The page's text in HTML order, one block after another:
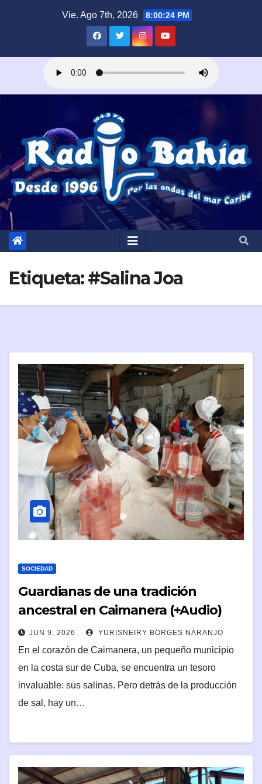
Vie. Ago 7th, 2026 8:00:25 PM
Etiqueta:#Salina Joa
SOCIEDAD
Guardianas de una tradición
ancestral en Caimanera (+Audio)
JUN 9, 2026 YURISNEIRY BORGES NARANJO
En el corazón de Caimanera, un pequeño municipio
en la costa sur de Cuba, se encuentra un tesoro
invaluable: sus salinas. Pero detrás de la producción
de sal, hay un…